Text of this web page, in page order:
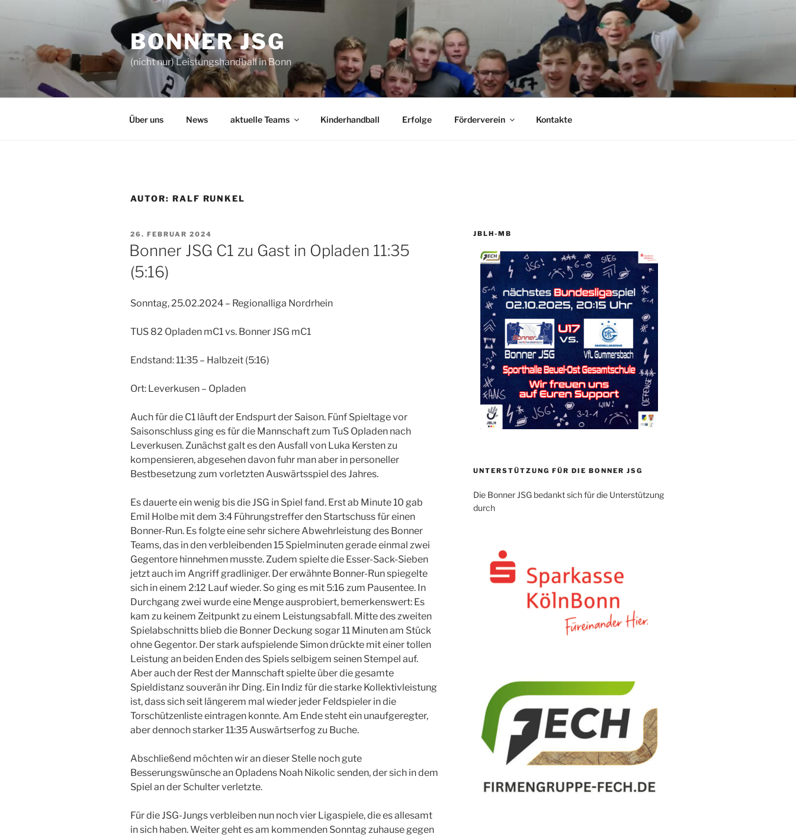
BONNER JSG
(nicht nur) Leistungshandball in Bonn
Über uns News aktuelle Teams Kinderhandball Erfolge Förderverein Kontakte
AUTOR: RALF RUNKEL
VERÖFFENTLICHT
AM
26. FEBRUAR 2024
Bonner JSG C1 zu Gast in Opladen 11:35
(5:16)
Sonntag, 25.02.2024 – Regionalliga Nordrhein
TUS 82 Opladen mC1 vs. Bonner JSG mC1
Endstand: 11:35 – Halbzeit (5:16)
Ort: Leverkusen – Opladen
Auch für die C1 läuft der Endspurt der Saison. Fünf Spieltage vor
Saisonschluss ging es für die Mannschaft zum TuS Opladen nach
Leverkusen. Zunächst galt es den Ausfall von Luka Kersten zu
kompensieren, abgesehen davon fuhr man aber in personeller
Bestbesetzung zum vorletzten Auswärtsspiel des Jahres.
Es dauerte ein wenig bis die JSG in Spiel fand. Erst ab Minute 10 gab
Emil Holbe mit dem 3:4 Führungstreffer den Startschuss für einen
Bonner-Run. Es folgte eine sehr sichere Abwehrleistung des Bonner
Teams, das in den verbleibenden 15 Spielminuten gerade einmal zwei
Gegentore hinnehmen musste. Zudem spielte die Esser-Sack-Sieben
jetzt auch im Angriff gradliniger. Der erwähnte Bonner-Run spiegelte
sich in einem 2:12 Lauf wieder. So ging es mit 5:16 zum Pausentee. In
Durchgang zwei wurde eine Menge ausprobiert, bemerkenswert: Es
kam zu keinem Zeitpunkt zu einem Leistungsabfall. Mitte des zweiten
Spielabschnitts blieb die Bonner Deckung sogar 11 Minuten am Stück
ohne Gegentor. Der stark aufspielende Simon drückte mit einer tollen
Leistung an beiden Enden des Spiels selbigem seinen Stempel auf.
Aber auch der Rest der Mannschaft spielte über die gesamte
Spieldistanz souverän ihr Ding. Ein Indiz für die starke Kollektivleistung
ist, dass sich seit längerem mal wieder jeder Feldspieler in die
Torschützenliste eintragen konnte. Am Ende steht ein unaufgeregter,
aber dennoch starker 11:35 Auswärtserfog zu Buche.
Abschließend möchten wir an dieser Stelle noch gute
Besserungswünsche an Opladens Noah Nikolic senden, der sich in dem
Spiel an der Schulter verletzte.
Für die JSG-Jungs verbleiben nun noch vier Ligaspiele, die es allesamt
in sich haben. Weiter geht es am kommenden Sonntag zuhause gegen
JBLH-MB
UNTERSTÜTZUNG FÜR DIE BONNER JSG
Die Bonner JSG bedankt sich für die Unterstützung
durch